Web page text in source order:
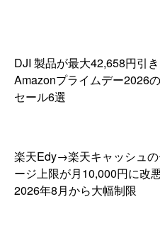
DJI 製品が最大42,658円引き
Amazonプライムデー2026
セール6選
楽天Edy→楽天キャッシュの
ージ上限が月10,000円に改悪
2026年8月から大幅制限